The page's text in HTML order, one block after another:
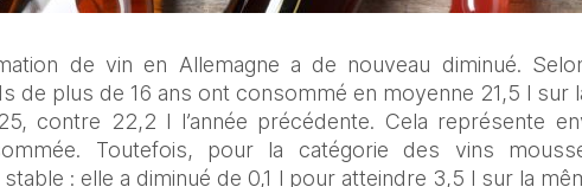
de vin en Allemagne a de nouveau diminué.
de plus de 16 ans ont consommé en moyenne 21,5 l
contre 22,2 l l’année précédente. Cela représente
Toutefois, pour la catégorie des vins
: elle a diminué de 0,1 l pour atteindre 3,5 l sur la